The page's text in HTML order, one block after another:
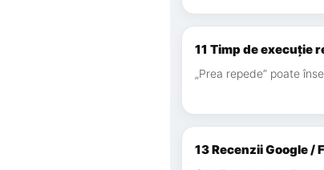
11 Timp de execuție
„Prea repede” poate
13 Recenzii Google /